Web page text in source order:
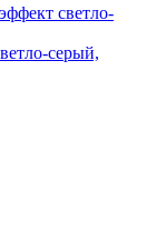
серый,